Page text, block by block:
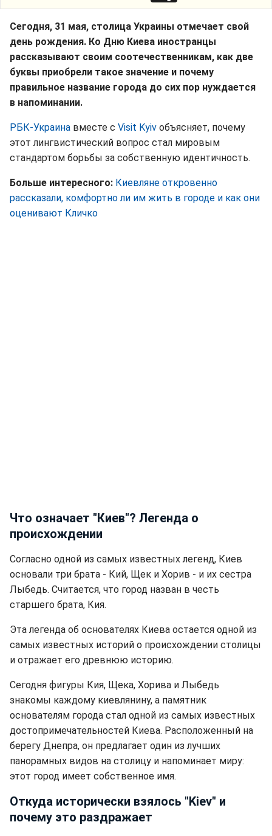
Сегодня, 31 мая, столица Украины отмечает свой
день рождения. Ко Дню Киева иностранцы
рассказывают своим соотечественникам, как две
буквы приобрели такое значение и почему
правильное название города до сих пор нуждается
в напоминании.
РБК-Украина вместе с Visit Kyiv объясняет, почему
этот лингвистический вопрос стал мировым
стандартом борьбы за собственную идентичность.
Больше интересного: Киевляне откровенно
рассказали, комфортно ли им жить в городе и как они
оценивают Кличко
Что означает "Киев"? Легенда о
происхождении
Согласно одной из самых известных легенд, Киев
основали три брата - Кий, Щек и Хорив - и их сестра
Лыбедь. Считается, что город назван в честь
старшего брата, Кия.
Эта легенда об основателях Киева остается одной из
самых известных историй о происхождении столицы
и отражает его древнюю историю.
Сегодня фигуры Кия, Щека, Хорива и Лыбедь
знакомы каждому киевлянину, а памятник
основателям города стал одной из самых известных
достопримечательностей Киева. Расположенный на
берегу Днепра, он предлагает один из лучших
панорамных видов на столицу и напоминает миру:
этот город имеет собственное имя.
Откуда исторически взялось "Kiev" и
почему это раздражает